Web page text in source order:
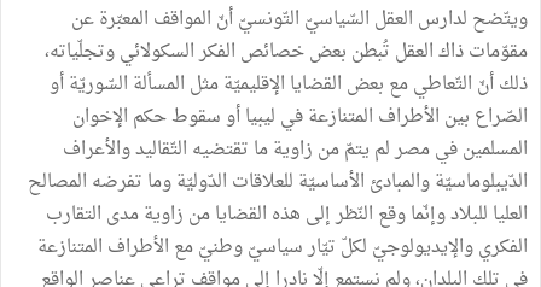
ويتّضح لدارس العقل السّياسيّ التّونسيّأنّ المواقف المعبّرةعن
مقوّماتذاكالعقل تُبطن بعضخصائص الفكرالسكولائيوتجلّياته،
ذلكأنّ التّعاطيمع بعض القضايا الإقليميّةمثل المسألة السّوريّةأو
الصّراع بين الأطراف المتنازعةفي ليبياأوسقوطحكم الإخوان
المسلمينفيمصرلم يتمّمن زاويةما تقتضيه التّقاليدوالأعراف
الدّيبلوماسيّةوالمبادئ الأساسيّة للعلاقات الدّوليّةوما تفرضه المصالح
العليا للبلادوإنّماوقع النّظرإلى هذه القضايامن زاويةمدى التقارب
الفكريوالإيديولوجيّ لكلّ تيّارسياسيّوطنيّمع الأطراف المتنازعة